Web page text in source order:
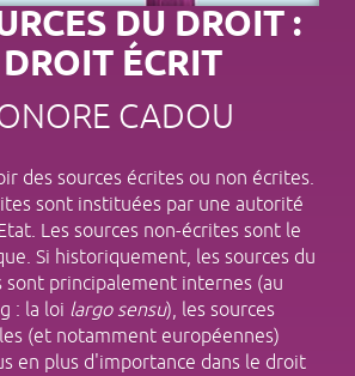
DU DROIT :
ÉCRIT
CADOU
des sources écrites ou non écrites.
sont instituées par une autorité
Les sources non-écrites sont le
Si historiquement, les sources du
sont principalement internes (au
: la loi largo sensu), les sources
(et notamment européennes)
en plus d'importance dans le droit